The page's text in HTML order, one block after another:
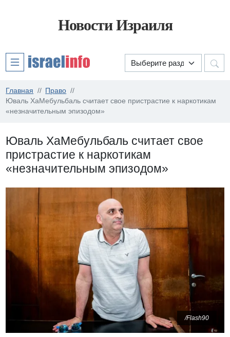
Новости Израиля
Главная
Право
Юваль ХаМебульбаль считает свое пристрастие к наркотикам
«незначительным эпизодом»
Юваль ХаМебульбаль считает свое
пристрастие к наркотикам
«незначительным эпизодом»
/Flash90